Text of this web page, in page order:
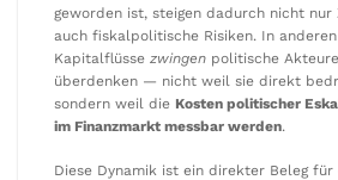
geworden ist, steigen dadurch nicht nur
auch fiskalpolitische Risiken. In
Kapitalflüsse zwingen politische
überdenken — nicht weil sie direkt
sondern weil die Kosten politischer
im Finanzmarkt messbar werden.
Diese Dynamik ist ein direkter Beleg für